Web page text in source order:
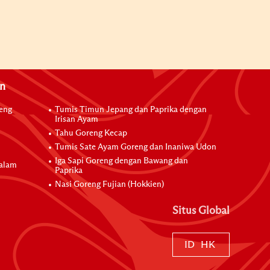
Tumis Timun Jepang dan Paprika dengan
Irisan Ayam
Tahu Goreng Kecap
Tumis Sate Ayam Goreng dan Inaniwa Udon
Iga Sapi Goreng dengan Bawang dan
Paprika
Nasi Goreng Fujian (Hokkien)
Situs Global
ID HK